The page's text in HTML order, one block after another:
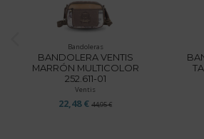
Bandoleras
BANDOLERA VENTIS
MARRÓN MULTICOLOR
252.611-01
Ventis
22,48 € 44,95 €